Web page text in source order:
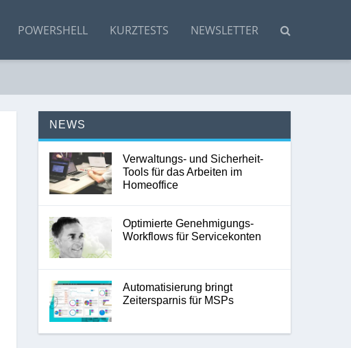
POWERSHELL KURZTESTS NEWSLETTER
NEWS
Verwaltungs- und Sicherheit-
Tools für das Arbeiten im
Homeoffice
Optimierte Genehmigungs-
Workflows für Servicekonten
Automatisierung bringt
Zeitersparnis für MSPs